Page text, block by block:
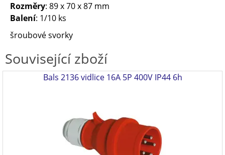
Rozměry: 89 x 70 x 87 mm
Balení: 1/10 ks
šroubové svorky
Související zboží
Bals 2136 vidlice 16A 5P 400V IP44 6h